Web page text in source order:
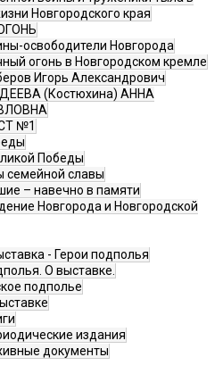
Новгородского края
освободители Новгорода
огонь в Новгородском кремле
Игорь Александрович
(Костюхина) АННА
№1
Победы
семейной славы
– навечно в памяти
Новгорода и Новгородской
- Герои подполья
О выставке.
подполье
издания
документы